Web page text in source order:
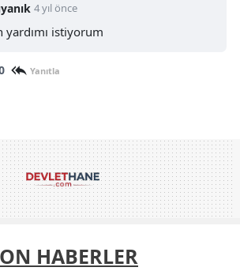
4 yıl önce
yardımı istiyorum
Yanıtla
HABERLER